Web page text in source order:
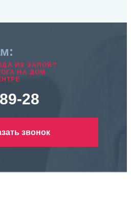
ИЗ ЗАПОЯ?
НА ДОМ
28
звонок